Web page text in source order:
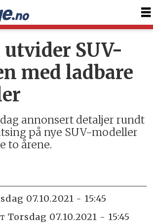
SUV-
med ladbare
annonsert detaljer rundt
på nye SUV-modeller
to årene.
07.10.2021 - 15:45
torsdag 07.10.2021 - 15:45